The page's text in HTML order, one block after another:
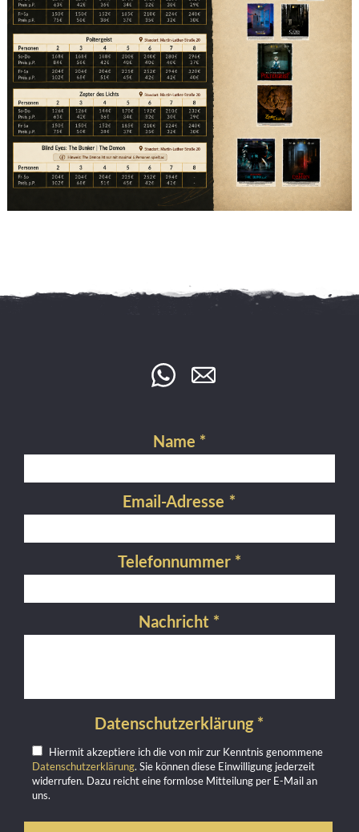
Name *
Email-Adresse *
Telefonnummer *
Nachricht *
Datenschutzerklärung *
Hiermit akzeptiere ich die von mir zur Kenntnis genommene
Datenschutzerklärung. Sie können diese Einwilligung jederzeit
widerrufen. Dazu reicht eine formlose Mitteilung per E-Mail an
uns.